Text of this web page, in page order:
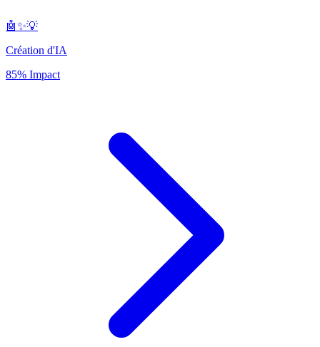
🤖✨💡
Création d'IA
85% Impact